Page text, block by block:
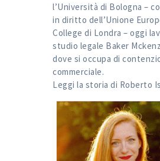
l’Università di Bologna –
in diritto dell’Unione
College di Londra – oggi
studio legale Baker
dove si occupa di
commerciale.
Leggi la storia di Roberto